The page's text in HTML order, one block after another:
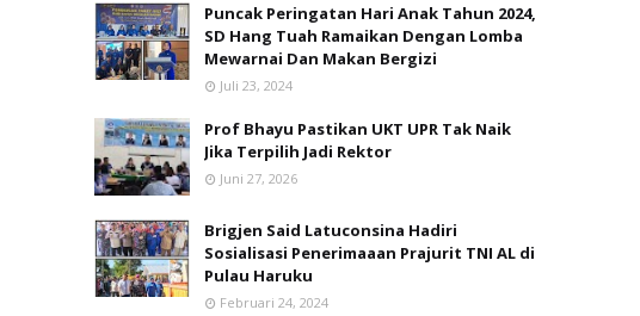
Puncak Peringatan Hari Anak Tahun 2024,
SD Hang Tuah Ramaikan Dengan Lomba
Mewarnai Dan Makan Bergizi
Juli 23, 2024
Prof Bhayu Pastikan UKT UPR Tak Naik
Jika Terpilih Jadi Rektor
Juni 27, 2026
Brigjen Said Latuconsina Hadiri
Sosialisasi Penerimaaan Prajurit TNI AL di
Pulau Haruku
Februari 24, 2024